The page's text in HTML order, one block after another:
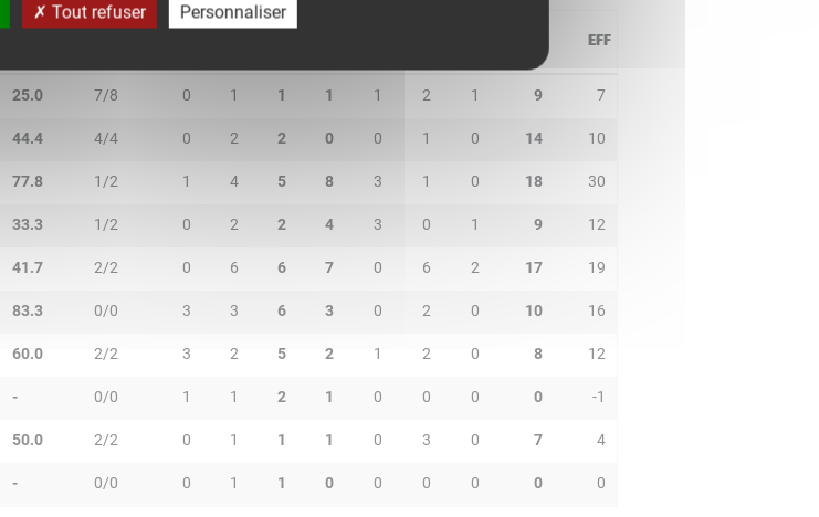
EFF
25.0 7/8 0 1 1 1 1 2 1 9 7
44.4 4/4 0 2 2 0 0 1 0 14 10
77.8 1/2 1 4 5 8 3 1 0 18 30
33.3 1/2 0 2 2 4 3 0 1 9 12
41.7 2/2 0 6 6 7 0 6 2 17 19
83.3 0/0 3 3 6 3 0 2 0 10 16
60.0 2/2 3 2 5 2 1 2 0 8 12
- 0/0 1 1 2 1 0 0 0 0 -1
50.0 2/2 0 1 1 1 0 3 0 7 4
- 0/0 0 1 1 0 0 0 0 0 0
Tout refuser Personnaliser